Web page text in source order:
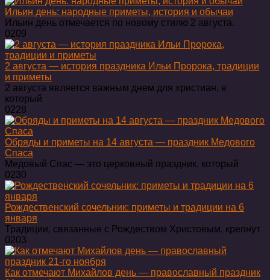
Ильин день: народные приметы, история и обычаи
Ильин день отмечается по новому стилю 2 августа.
0209
2 августа — история праздника Ильи Пророка, традиции
и приметы
2 августа является важным днем для христиан, в
который
0228
Обряды и приметы на 14 августа — праздник Медового
Спаса
Медовый Спас — это церковный праздник, который
0230
Рождественский сочельник: приметы и традиции на 6
января
Традиции, связанные с Рождеством Христовым, крепнут
0203
Как отмечают Михайлов день — православный праздник